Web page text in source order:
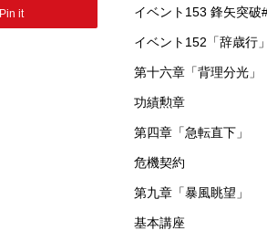
Pin it イベント153 鋒矢突破
イベント152「辞歳行」
第十六章「背理分光」
功績勲章
第四章「急転直下」
危機契約
第九章「暴風眺望」
基本講座